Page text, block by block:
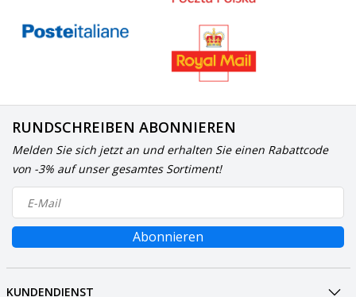
RUNDSCHREIBEN ABONNIEREN
Melden Sie sich jetzt an und erhalten Sie einen Rabattcode
von -3% auf unser gesamtes Sortiment!
Abonnieren
KUNDENDIENST